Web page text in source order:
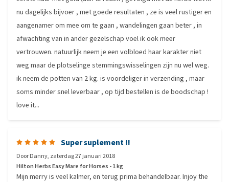
nu dagelijks bijvoer , met goede resultaten , ze is veel rustiger en
aangenamer om mee om te gaan , wandelingen gaan beter , in
afwachting van in ander gezelschap voel ik ook meer
vertrouwen. natuurlijk neem je een volbloed haar karakter niet
weg maar de plotselinge stemmingswisselingen zijn nu wel weg.
ik neem de potten van 2 kg. is voordeliger in verzending , maar
soms minder snel leverbaar , op tijd bestellen is de boodschap !
love it...
Super suplement !!
DoorDanny, zaterdag 27 januari 2018
Hilton Herbs Easy Mare for Horses - 1 kg
Mijn merry is veel kalmer, en terug prima behandelbaar. Injoy the